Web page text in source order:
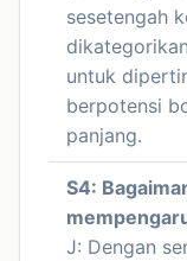
sesetengah
untuk
berpotensi
panjang.
S4:
J: Dengan